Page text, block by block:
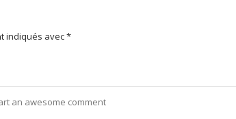
indiqués avec*